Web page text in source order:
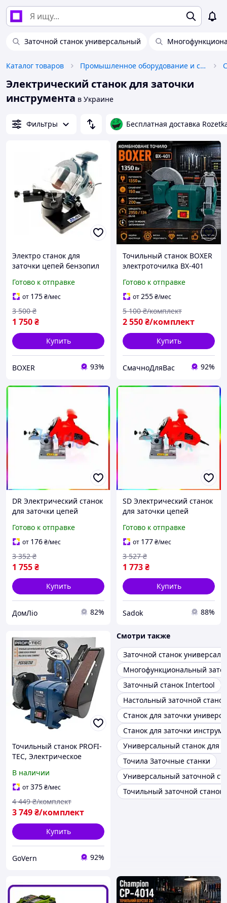
Заточной станок универсальный
Каталог товаров Промышленное оборудование и станки
Электрический станок для заточки
инструмента в Украине
Фильтры Бесплатная доставка
Электро станок для
заточки цепей бензопил
Мощный электрический
станок для заточки
цепей100 мм
Готово к отправке
от 175₴/мес
1 750₴
3 500 ₴
Купить
BOXER 93%
Точильный станок BOXER
электроточилка BX-401
Вт электрический станок
для заточки инструмента
Готово к отправке
от255₴/мес
2 550₴/комплект
5 100 ₴/комплект
Купить
СмачноДляВас 92%
DR Электрический станок
для заточки цепей
мастерской и дома Doros
Prop Doro-l2
Готово к отправке
от 176₴/мес
1 755₴
3 352 ₴
Купить
ДомЛіо 82%
SD Электрический станок
для заточки цепей
мастерской и гаража
Sadok top Sad-03
Готово к отправке
от 177₴/мес
1 773₴
3 527 ₴
Купить
Sadok 88%
Точильный станок PROFI-
TEC, Электрическое
заточки инструмента
В наличии
от375₴/мес
3 749₴/комплект
4 449 ₴/комплект
Купить
GoVern 92%
Смотри также
Заточной станок
Многофункциональный
Заточный станок Intertool
Настольный заточной станок
Станок для заточки
Станок для заточки
Универсальный станок для
Точила Заточные станки
Универсальный заточной
Точильный заточной станок